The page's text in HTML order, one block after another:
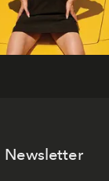
Newsletter